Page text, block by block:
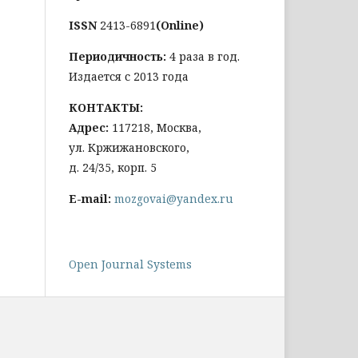
ISSN 2413-6891(Online)
Периодичность: 4 раза в год.
Издается с 2013 года
КОНТАКТЫ:
Адрес: 117218, Москва,
ул. Кржижановского,
д. 24/35, корп. 5
E-mail: mozgovai@yandex.ru
Open Journal Systems